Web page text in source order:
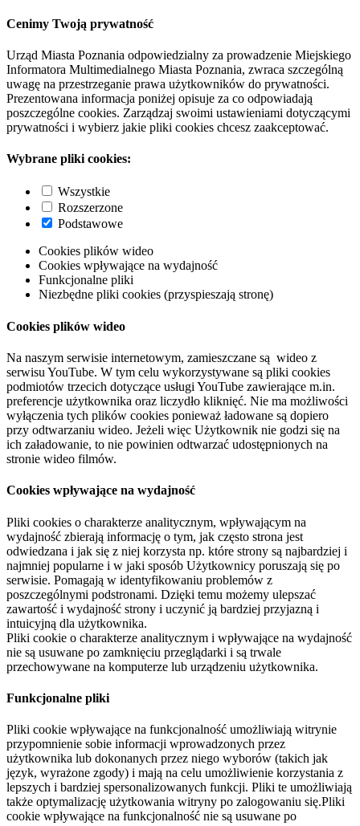
Cenimy Twoją prywatność
Urząd Miasta Poznania odpowiedzialny za prowadzenie Miejskiego
Informatora Multimedialnego Miasta Poznania, zwraca szczególną
uwagę na przestrzeganie prawa użytkowników do prywatności.
Prezentowana informacja poniżej opisuje za co odpowiadają
poszczególne cookies. Zarządzaj swoimi ustawieniami dotyczącymi
prywatności i wybierz jakie pliki cookies chcesz zaakceptować.
Wybrane pliki cookies:
Wszystkie
Rozszerzone
Podstawowe
Cookies plików wideo
Cookies wpływające na wydajność
Funkcjonalne pliki
Niezbędne pliki cookies (przyspieszają stronę)
Cookies plików wideo
Na naszym serwisie internetowym, zamieszczane są wideo z
serwisu YouTube. W tym celu wykorzystywane są pliki cookies
podmiotów trzecich dotyczące usługi YouTube zawierające m.in.
preferencje użytkownika oraz liczydło kliknięć. Nie ma możliwości
wyłączenia tych plików cookies ponieważ ładowane są dopiero
przy odtwarzaniu wideo. Jeżeli więc Użytkownik nie godzi się na
ich załadowanie, to nie powinien odtwarzać udostępnionych na
stronie wideo filmów.
Cookies wpływające na wydajność
Pliki cookies o charakterze analitycznym, wpływającym na
wydajność zbierają informację o tym, jak często strona jest
odwiedzana i jak się z niej korzysta np. które strony są najbardziej i
najmniej popularne i w jaki sposób Użytkownicy poruszają się po
serwisie. Pomagają w identyfikowaniu problemów z
poszczególnymi podstronami. Dzięki temu możemy ulepszać
zawartość i wydajność strony i uczynić ją bardziej przyjazną i
intuicyjną dla użytkownika.
Pliki cookie o charakterze analitycznym i wpływające na wydajność
nie są usuwane po zamknięciu przeglądarki i są trwale
przechowywane na komputerze lub urządzeniu użytkownika.
Funkcjonalne pliki
Pliki cookie wpływające na funkcjonalność umożliwiają witrynie
przypomnienie sobie informacji wprowadzonych przez
użytkownika lub dokonanych przez niego wyborów (takich jak
język, wyrażone zgody) i mają na celu umożliwienie korzystania z
lepszych i bardziej spersonalizowanych funkcji. Pliki te umożliwiają
także optymalizację użytkowania witryny po zalogowaniu się.Pliki
cookie wpływające na funkcjonalność nie są usuwane po